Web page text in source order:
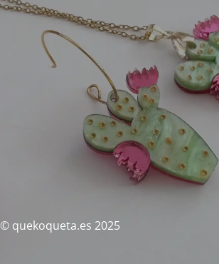
© quekoqueta.es 2025